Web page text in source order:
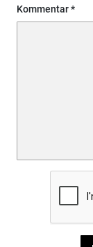
Kommentar